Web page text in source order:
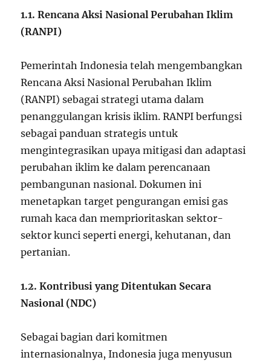
1.1. Rencana Aksi Nasional Perubahan Iklim
(RANPI)
Pemerintah Indonesia telah mengembangkan
Rencana Aksi Nasional Perubahan Iklim
(RANPI) sebagai strategi utama dalam
penanggulangan krisis iklim. RANPI berfungsi
sebagai panduan strategis untuk
mengintegrasikan upaya mitigasi dan adaptasi
perubahan iklim ke dalam perencanaan
pembangunan nasional. Dokumen ini
menetapkan target pengurangan emisi gas
rumah kaca dan memprioritaskan sektor-
sektor kunci seperti energi, kehutanan, dan
pertanian.
1.2. Kontribusi yang Ditentukan Secara
Nasional (NDC)
Sebagai bagian dari komitmen
internasionalnya, Indonesia juga menyusun